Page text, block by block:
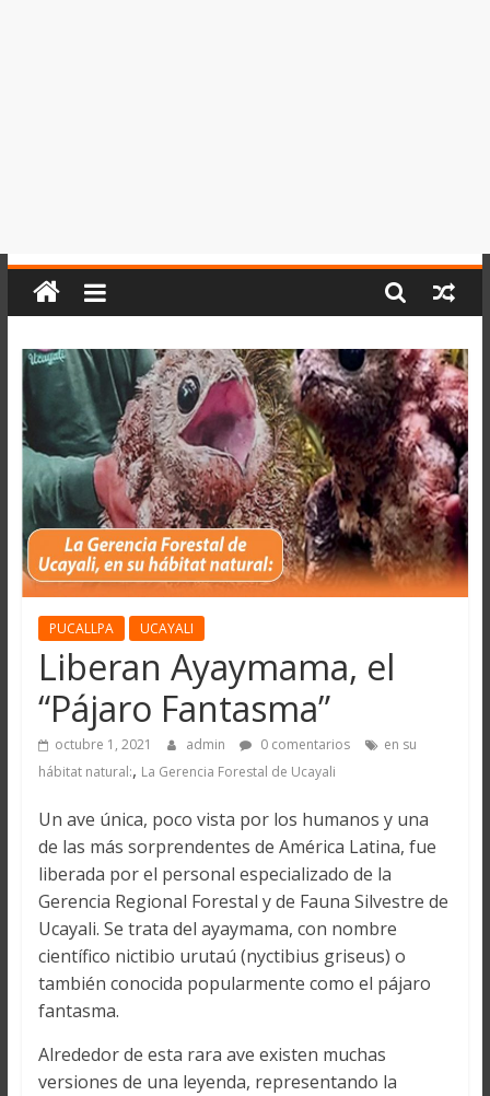
PUCALLPA UCAYALI
Liberan Ayaymama, el
“Pájaro Fantasma”
octubre 1, 2021 admin 0 comentarios
en su
hábitat natural:, La Gerencia Forestal de Ucayali
Un ave única, poco vista por los humanos y una
de las más sorprendentes de América Latina, fue
liberada por el personal especializado de la
Gerencia Regional Forestal y de Fauna Silvestre de
Ucayali. Se trata del ayaymama, con nombre
científico nictibio urutaú (nyctibius griseus) o
también conocida popularmente como el pájaro
fantasma.
Alrededor de esta rara ave existen muchas
versiones de una leyenda, representando la